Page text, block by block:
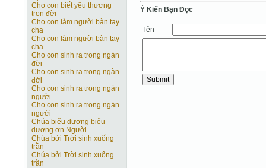
Cho con biết yêu thương
trọn đời
Cho con làm người bàn tay
cha
Cho con làm người bàn tay
cha
Cho con sinh ra trong ngàn
đời
Cho con sinh ra trong ngàn
đời
Cho con sinh ra trong ngàn
người
Cho con sinh ra trong ngàn
người
Chúa biểu dương biểu
dương ơn Người
Chúa bởi Trời sinh xuống
trần
Chúa bởi Trời sinh xuống
trần
Ý Kiến Bạn Ðọc
Tên